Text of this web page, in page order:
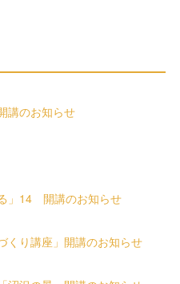
講のお知らせ
」14 開講のお知らせ
くり講座」開講のお知らせ